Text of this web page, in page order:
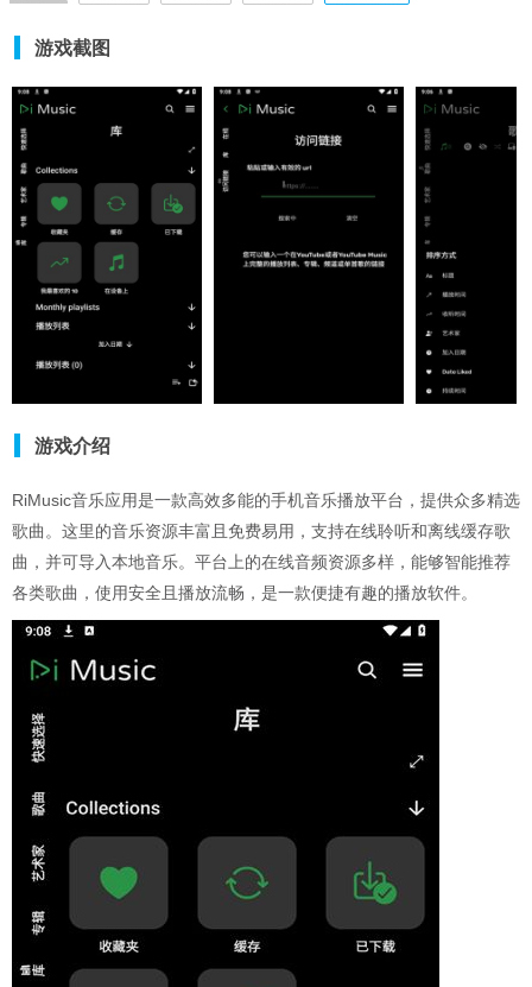
游戏截图
游戏介绍
RiMusic音乐应用是一款高效多能的手机音乐播放平台，提供众多精选
歌曲。这里的音乐资源丰富且免费易用，支持在线聆听和离线缓存歌
曲，并可导入本地音乐。平台上的在线音频资源多样，能够智能推荐
各类歌曲，使用安全且播放流畅，是一款便捷有趣的播放软件。